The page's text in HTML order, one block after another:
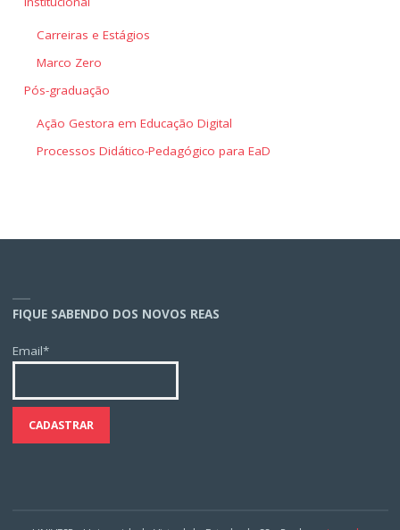
Carreiras e Estágios
Marco Zero
Pós-graduação
Ação Gestora em Educação Digital
Processos Didático-Pedagógico para EaD
FIQUE SABENDO DOS NOVOS REAS
Email*